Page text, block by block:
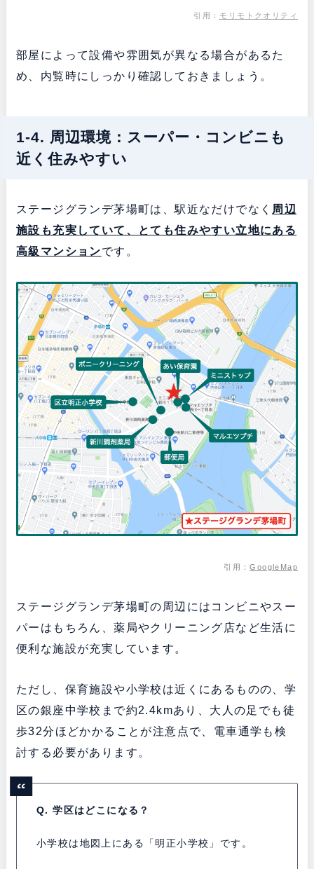
引用： モリモトクオリティ
部屋によって設備や雰囲気が異なる場合があるた
め、内覧時にしっかり確認しておきましょう。
1-4. 周辺環境：スーパー・コンビニも
近く住みやすい
ステージグランデ茅場町は、駅近なだけでなく 周辺
施設も充実していて、とても住みやすい立地にある
高級マンションです。
引用：GoogleMap
ステージグランデ茅場町の周辺にはコンビニやスー
パーはもちろん、薬局やクリーニング店など生活に
便利な施設が充実しています。
ただし、保育施設や小学校は近くにあるものの、学
区の銀座中学校まで約2.4kmあり、大人の足でも徒
歩32分ほどかかることが注意点で、電車通学も検
討する必要があります。
Q. 学区はどこになる？
小学校は地図上にある「明正小学校」です。